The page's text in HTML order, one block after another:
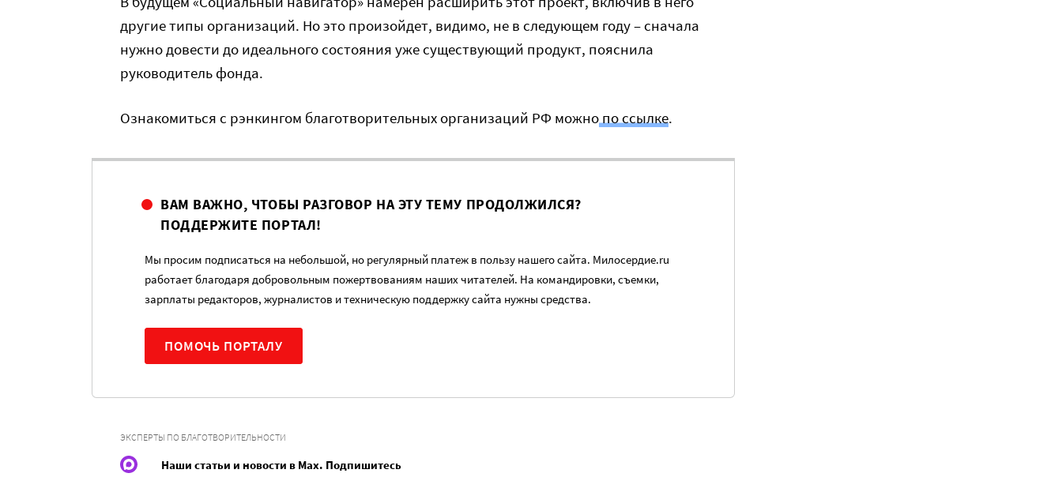
другие типы организаций. Но это произойдет, видимо, не в следующем году – сначала
нужно довести до идеального состояния уже существующий продукт, пояснила
руководитель фонда.
Ознакомиться с рэнкингом благотворительных организаций РФ можнопо ссылке.
ВАМ ВАЖНО, ЧТОБЫ РАЗГОВОР НА ЭТУ ТЕМУ ПРОДОЛЖИЛСЯ?
ПОДДЕРЖИТЕ ПОРТАЛ!
Мы просим подписаться на небольшой, но регулярный платеж в пользу нашего сайта. Милосердие.ru
работает благодаря добровольным пожертвованиям наших читателей. На командировки, съемки,
зарплаты редакторов, журналистов и техническую поддержку сайта нужны средства.
ПОМОЧЬ ПОРТАЛУ
ЭКСПЕРТЫ ПО БЛАГОТВОРИТЕЛЬНОСТИ
Наши статьи и новости в Max. Подпишитесь